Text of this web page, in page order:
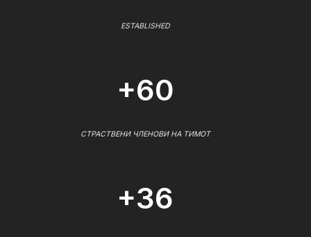
ESTABLISHED
+60
СТРАСТВЕНИ ЧЛЕНОВИ НА ТИМОТ
+36